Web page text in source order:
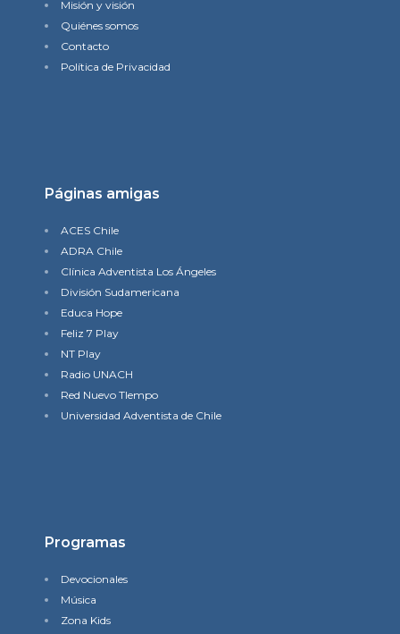
Misión y visión
Quiénes somos
Contacto
Política de Privacidad
Páginas amigas
ACES Chile
ADRA Chile
Clínica Adventista Los Ángeles
División Sudamericana
Educa Hope
Feliz 7 Play
NT Play
Radio UNACH
Red Nuevo TIempo
Universidad Adventista de Chile
Programas
Devocionales
Música
Zona Kids